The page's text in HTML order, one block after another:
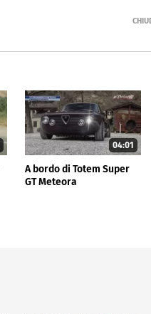
04:01
A bordo di Totem Super
GT Meteora